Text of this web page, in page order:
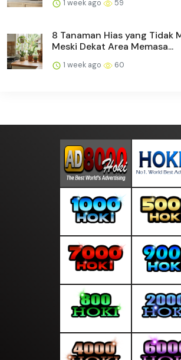
1 week ago 59
8 Tanaman Hias yang Tidak
Meski Dekat Area Memasa...
1 week ago 60